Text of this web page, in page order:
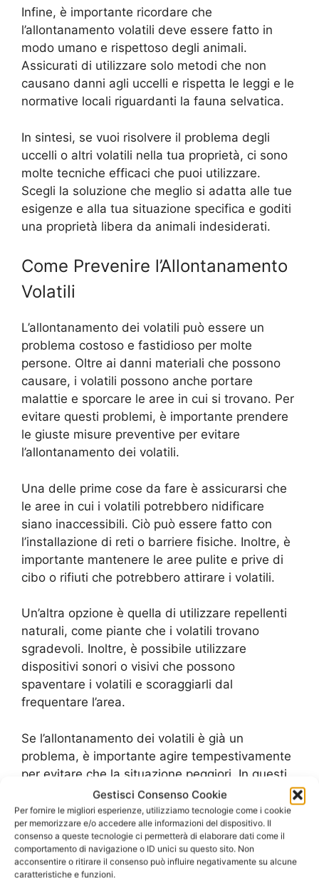
Gestisci Consenso Cookie
Per fornire le migliori esperienze, utilizziamo tecnologie come i cookie
per memorizzare e/o accedere alle informazioni del dispositivo. Il
consenso a queste tecnologie ci permetterà di elaborare dati come il
comportamento di navigazione o ID unici su questo sito. Non
acconsentire o ritirare il consenso può influire negativamente su alcune
caratteristiche e funzioni.
Infine, è importante ricordare che
l’allontanamento volatili deve essere fatto in
modo umano e rispettoso degli animali.
Assicurati di utilizzare solo metodi che non
causano danni agli uccelli e rispetta le leggi e le
normative locali riguardanti la fauna selvatica.
In sintesi, se vuoi risolvere il problema degli
uccelli o altri volatili nella tua proprietà, ci sono
molte tecniche efficaci che puoi utilizzare.
Scegli la soluzione che meglio si adatta alle tue
esigenze e alla tua situazione specifica e goditi
una proprietà libera da animali indesiderati.
Come Prevenire l’Allontanamento
Volatili
L’allontanamento dei volatili può essere un
problema costoso e fastidioso per molte
persone. Oltre ai danni materiali che possono
causare, i volatili possono anche portare
malattie e sporcare le aree in cui si trovano. Per
evitare questi problemi, è importante prendere
le giuste misure preventive per evitare
l’allontanamento dei volatili.
Una delle prime cose da fare è assicurarsi che
le aree in cui i volatili potrebbero nidificare
siano inaccessibili. Ciò può essere fatto con
l’installazione di reti o barriere fisiche. Inoltre, è
importante mantenere le aree pulite e prive di
cibo o rifiuti che potrebbero attirare i volatili.
Un’altra opzione è quella di utilizzare repellenti
naturali, come piante che i volatili trovano
sgradevoli. Inoltre, è possibile utilizzare
dispositivi sonori o visivi che possono
spaventare i volatili e scoraggiarli dal
frequentare l’area.
Se l’allontanamento dei volatili è già un
problema, è importante agire tempestivamente
per evitare che la situazione peggiori. In questi
casi, è meglio rivolgersi a professionisti
specializzati nell’allontanamento dei volatili. Essi
possono valutare la situazione e proporre
soluzioni efficaci e sicure per risolvere il
problema.